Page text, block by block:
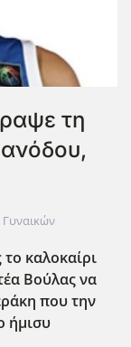
τη
Γυναικών
καλοκαίρι
Βούλας να
που την
ήμισυ